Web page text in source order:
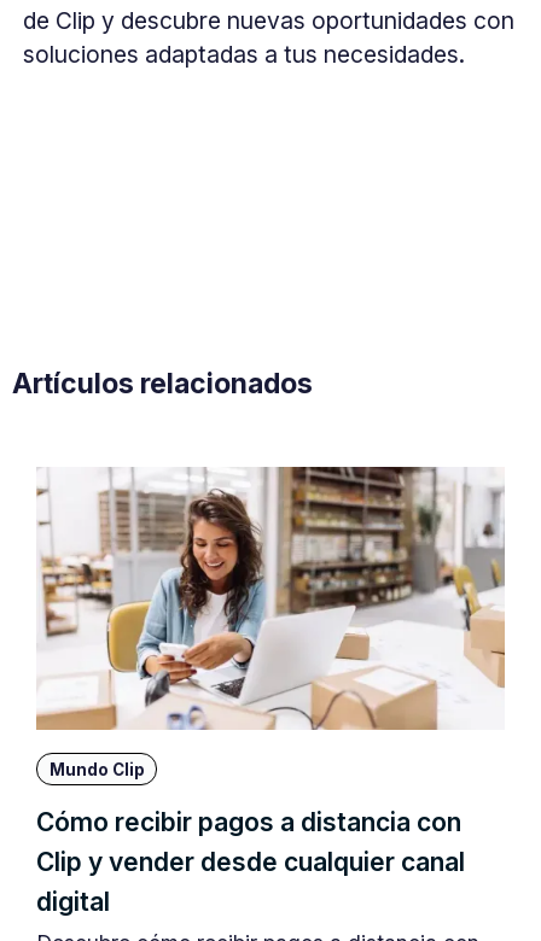
de Clip y descubre nuevas oportunidades con
soluciones adaptadas a tus necesidades.
Artículos relacionados
Mundo Clip
Cómo recibir pagos a distancia con
Clip y vender desde cualquier canal
digital